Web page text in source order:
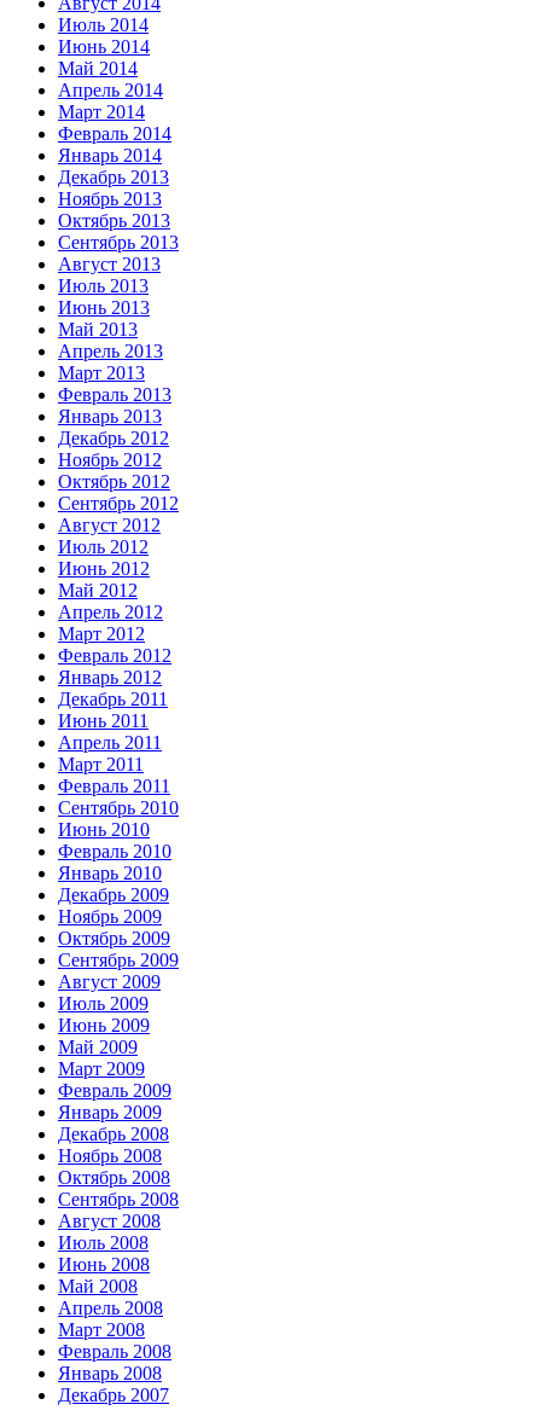
Июль 2014
Июнь 2014
Май 2014
Апрель 2014
Март 2014
Февраль 2014
Январь 2014
Декабрь 2013
Ноябрь 2013
Октябрь 2013
Сентябрь 2013
Август 2013
Июль 2013
Июнь 2013
Май 2013
Апрель 2013
Март 2013
Февраль 2013
Январь 2013
Декабрь 2012
Ноябрь 2012
Октябрь 2012
Сентябрь 2012
Август 2012
Июль 2012
Июнь 2012
Май 2012
Апрель 2012
Март 2012
Февраль 2012
Январь 2012
Декабрь 2011
Июнь 2011
Апрель 2011
Март 2011
Февраль 2011
Сентябрь 2010
Июнь 2010
Февраль 2010
Январь 2010
Декабрь 2009
Ноябрь 2009
Октябрь 2009
Сентябрь 2009
Август 2009
Июль 2009
Июнь 2009
Май 2009
Март 2009
Февраль 2009
Январь 2009
Декабрь 2008
Ноябрь 2008
Октябрь 2008
Сентябрь 2008
Август 2008
Июль 2008
Июнь 2008
Май 2008
Апрель 2008
Март 2008
Февраль 2008
Январь 2008
Декабрь 2007